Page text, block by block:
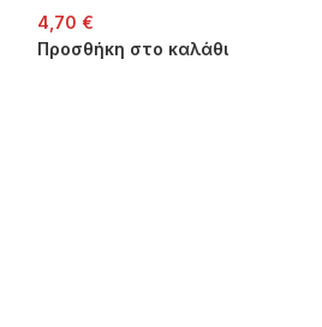
4,70 €
Προσθήκη στο καλάθι